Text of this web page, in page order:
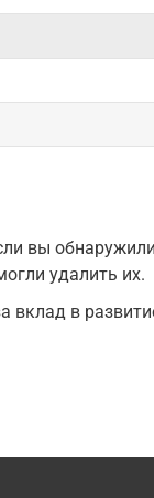
вы
удалить их.
в